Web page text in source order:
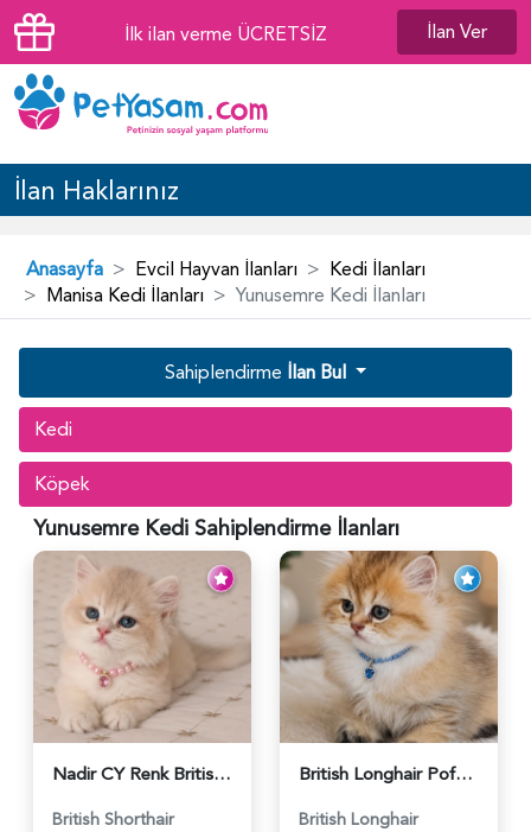
İlk ilan verme ÜCRETSİZ İlan Ver
İlan Haklarınız
Anasayfa Evcil Hayvan İlanları
Kedi İlanları
Manisa Kedi İlanları
Yunusemre Kedi İlanları
Sahiplendirme İlan Bul
Kedi
Köpek
Yunusemre Kedi Sahiplendirme İlanları
Nadir CY Renk British Shorthair Prensesimiz - 6483
British Shorthair
British Longhair Pofuduk Yakışıklımız - 6481
British Longhair